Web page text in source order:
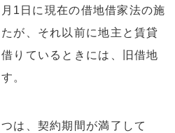
1日に現在の借地借家法の施
が、それ以前に地主と賃貸
りているときには、旧借地
。
は、契約期間が満了して